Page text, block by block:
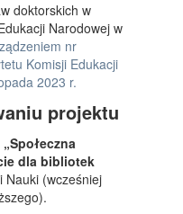
doktorskich w
Narodowej w
nr
Komisji Edukacji
2023 r.
projektu
„Społeczna
dla bibliotek
Nauki (wcześniej